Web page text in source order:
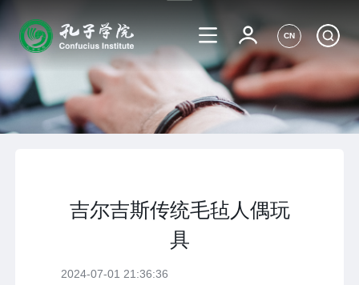
CN
吉尔吉斯传统毛毡人偶玩
具
2024-07-01 21:36:36